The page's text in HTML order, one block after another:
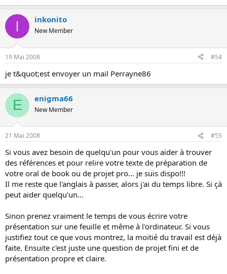
I inkonito
New Member
19 Mai 2008 #54
je t&quot;est envoyer un mail Perrayne86
E enigma66
New Member
21 Mai 2008 #55
Si vous avez besoin de quelqu'un pour vous aider à trouver
des références et pour relire votre texte de préparation de
votre oral de book ou de projet pro... je suis dispo!!!
Il me reste que l'anglais à passer, alors j'ai du temps libre. Si çà
peut aider quelqu'un...
Sinon prenez vraiment le temps de vous écrire votre
présentation sur une feuille et même à l'ordinateur. Si vous
justifiez tout ce que vous montrez, la moitié du travail est déjà
faite. Ensuite c'est juste une question de projet fini et de
présentation propre et claire.